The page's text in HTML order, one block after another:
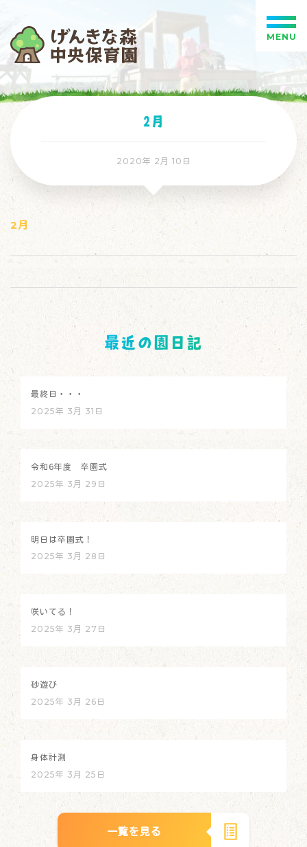
2月
2020年 2月 10日
2月
最近の園日記
最終日・・・
2025年 3月 31日
令和6年度 卒園式
2025年 3月 29日
明日は卒園式！
2025年 3月 28日
咲いてる！
2025年 3月 27日
砂遊び
2025年 3月 26日
身体計測
2025年 3月 25日
一覧を見る
MENU